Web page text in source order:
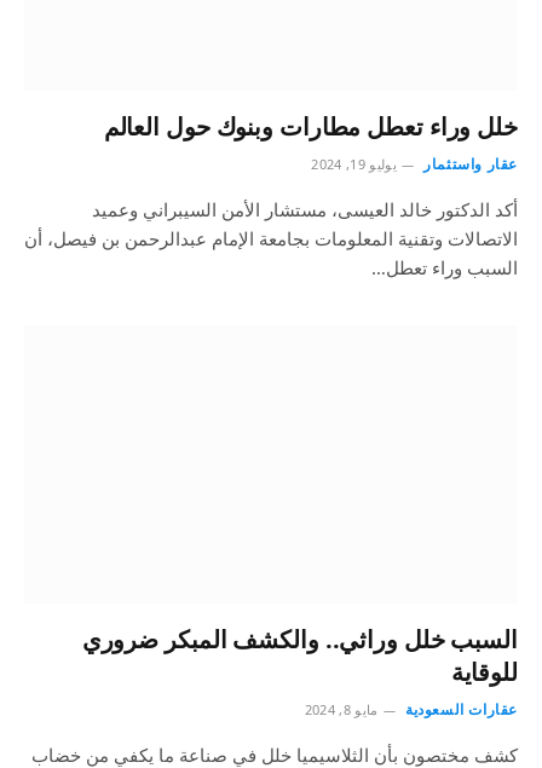
خلل وراء تعطل مطارات وبنوك حول العالم
عقار واستثمار يوليو 19, 2024
أكد الدكتور خالد العيسى، مستشار الأمن السيبراني وعميد
الاتصالات وتقنية المعلومات بجامعة الإمام عبدالرحمن بن فيصل، أن
السبب وراء تعطل…
السبب خلل وراثي.. والكشف المبكر ضروري
للوقاية
عقارات السعودية مايو 8, 2024
كشف مختصون بأن الثلاسيميا خلل في صناعة ما يكفي من خضاب